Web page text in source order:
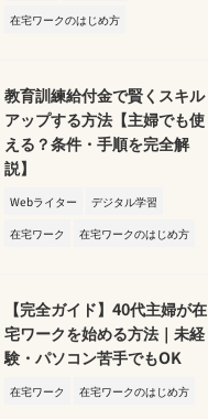
在宅ワークのはじめ方
教育訓練給付金で賢くスキル
アップする方法【主婦でも使
える？条件・手順を完全解
説】
Webライター
デジタル学習
在宅ワーク
在宅ワークのはじめ方
【完全ガイド】40代主婦が在
宅ワークを始める方法｜未経
験・パソコン苦手でもOK
在宅ワーク 在宅ワークのはじめ方